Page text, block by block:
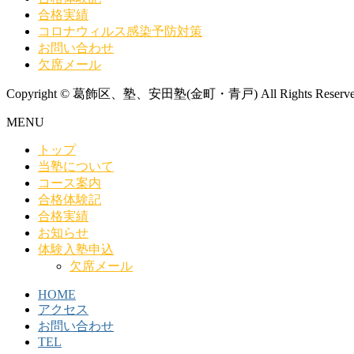
合格実績
コロナウィルス感染予防対策
お問い合わせ
欠席メール
Copyright © 葛飾区、塾、安田塾(金町・青戸) All Rights
MENU
トップ
当塾について
コース案内
合格体験記
合格実績
お知らせ
体験入塾申込
欠席メール
HOME
アクセス
お問い合わせ
TEL